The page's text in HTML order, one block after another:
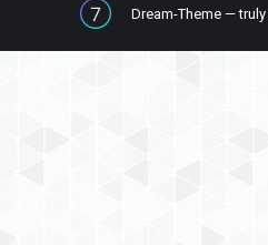
Dream-Theme — truly